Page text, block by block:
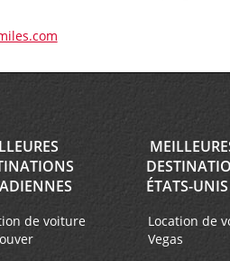
de voiture
ÉTATS-UNIS
Location de
Vegas